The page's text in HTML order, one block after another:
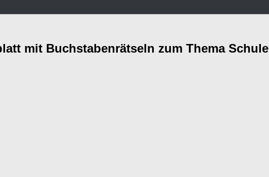
mit Buchstabenrätseln zum Thema Schule